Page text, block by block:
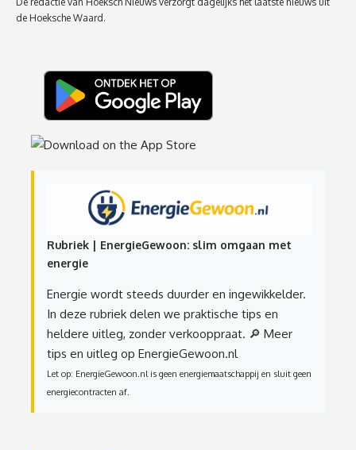
de Hoeksche Waard.
Rubriek | EnergieGewoon: slim omgaan met
energie
Energie wordt steeds duurder en ingewikkelder.
In deze rubriek delen we praktische tips en
heldere uitleg, zonder verkooppraat. 🔎 Meer
tips en uitleg op EnergieGewoon.nl
Let op: EnergieGewoon.nl is geen energiemaatschappij en sluit geen
energiecontracten af.